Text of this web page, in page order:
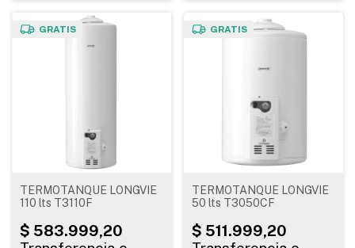
GRATIS
TERMOTANQUE LONGVIE
110 lts T3110F
GRATIS
TERMOTANQUE LONGVIE
50 lts T3050CF